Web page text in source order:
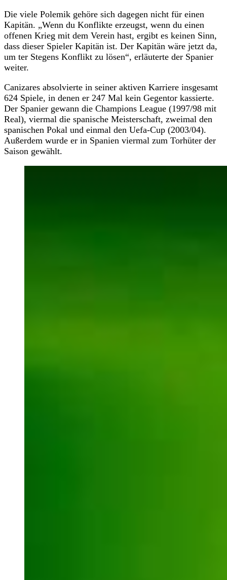
Die viele Polemik gehöre sich dagegen nicht für einen
Kapitän. „Wenn du Konflikte erzeugst, wenn du einen
offenen Krieg mit dem Verein hast, ergibt es keinen Sinn,
dass dieser Spieler Kapitän ist. Der Kapitän wäre jetzt da,
um ter Stegens Konflikt zu lösen“, erläuterte der Spanier
weiter.
Canizares absolvierte in seiner aktiven Karriere insgesamt
624 Spiele, in denen er 247 Mal kein Gegentor kassierte.
Der Spanier gewann die Champions League (1997/98 mit
Real), viermal die spanische Meisterschaft, zweimal den
spanischen Pokal und einmal den Uefa-Cup (2003/04).
Außerdem wurde er in Spanien viermal zum Torhüter der
Saison gewählt.